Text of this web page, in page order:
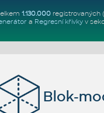
1.130.000registrovaných
a Regresní křivkyv
Blok-